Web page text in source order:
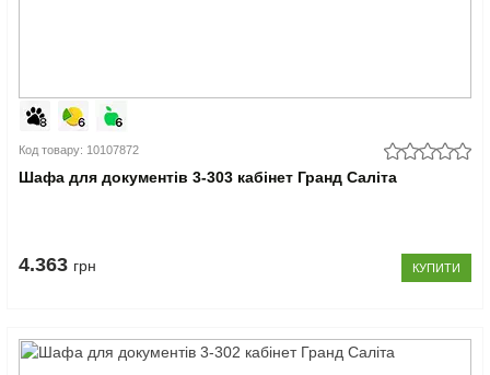
Код товару: 10107872
Шафа для документів 3-303 кабінет Гранд Саліта
4.363 грн КУПИТИ